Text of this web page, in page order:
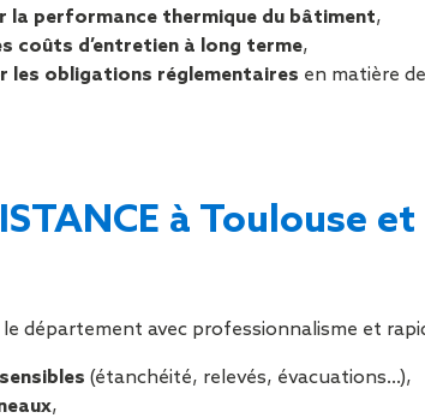
la performance thermique du bâtiment,
coûts d’entretien à long terme,
les obligations réglementaires en matière
à Toulouse
département avec professionnalisme et
(étanchéité, relevés, évacuations…),
,